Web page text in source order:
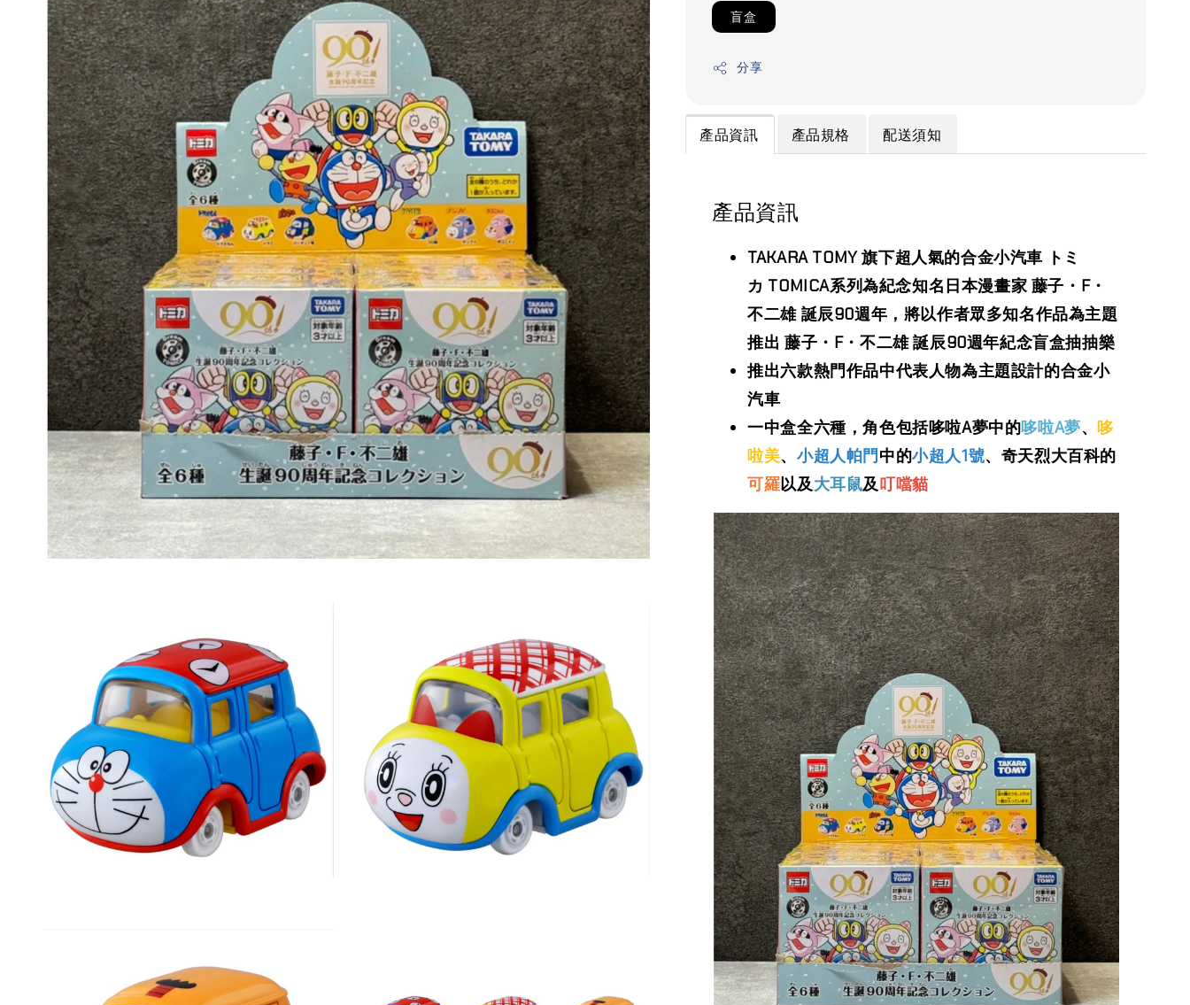
盲盒
分享
產品資訊 產品規格 配送須知
產品資訊
TAKARA TOMY 旗下超人氣的合金小汽車 トミ
カ TOMICA系列為紀念知名日本漫畫家 藤子・F・
不二雄 誕辰90週年，將以作者眾多知名作品為主題
推出 藤子・F・不二雄 誕辰90週年紀念盲盒抽抽樂
推出六款熱門作品中代表人物為主題設計的合金小
汽車
一中盒全六種，角色包括哆啦A夢中的哆啦A夢、哆
啦美、 小超人帕門中的小超人1號、奇天烈大百科的
可羅以及大耳鼠及叮噹貓